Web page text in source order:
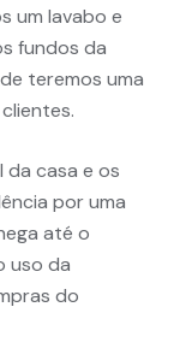
um lavabo e
fundos da
teremos uma
da casa e os
por uma
até o
uso da
do